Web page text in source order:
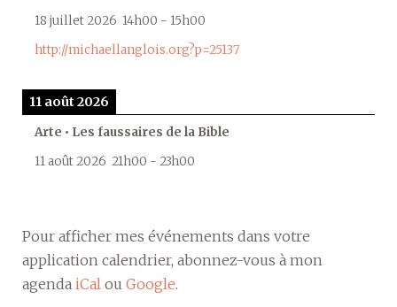
18 juillet 2026 14h00 - 15h00
http://michaellanglois.org?p=25137
11 août 2026
Arte • Les faussaires de la Bible
11 août 2026 21h00 - 23h00
Pour afficher mes événements dans votre
application calendrier, abonnez-vous à mon
agenda iCal ou Google.